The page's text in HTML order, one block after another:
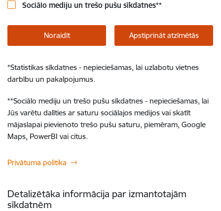
Sociālo mediju un trešo pušu sīkdatnes**
Noraidīt Apstiprināt atzīmētās
*Statistikas sīkdatnes - nepieciešamas, lai uzlabotu vietnes
darbību un pakalpojumus.
**Sociālo mediju un trešo pušu sīkdatnes - nepieciešamas, lai
Jūs varētu dalīties ar saturu sociālajos medijos vai skatīt
mājaslapai pievienoto trešo pušu saturu, piemēram, Google
Maps, PowerBI vai citus.
Privātuma politika
Detalizētāka informācija par izmantotajām
sīkdatnēm